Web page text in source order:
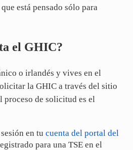
está pensado sólo para
el GHIC?
o irlandés y vives en el
la GHIC a través del sitio
de solicitud es el
en tucuenta del portal del
para una TSE en el